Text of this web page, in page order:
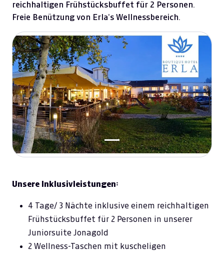
reichhaltigen Frühstücksbuffet für 2 Personen.
Freie Benützung von Erla's Wellnessbereich.
Unsere Inklusivleistungen:
4 Tage/ 3 Nächte inklusive einem reichhaltigen
Frühstücksbuffet für 2 Personen in unserer
Juniorsuite Jonagold
2 Wellness-Taschen mit kuscheligen